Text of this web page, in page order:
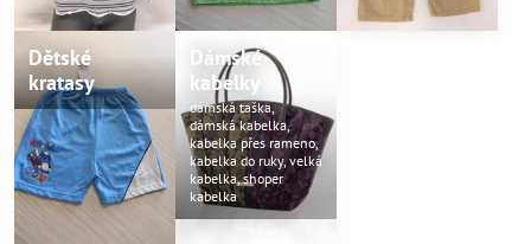
Dětské
kratasy
Dámské
kabelky
dámská taška,
dámská kabelka,
kabelka přes rameno,
kabelka do ruky, velká
kabelka, shoper
kabelka